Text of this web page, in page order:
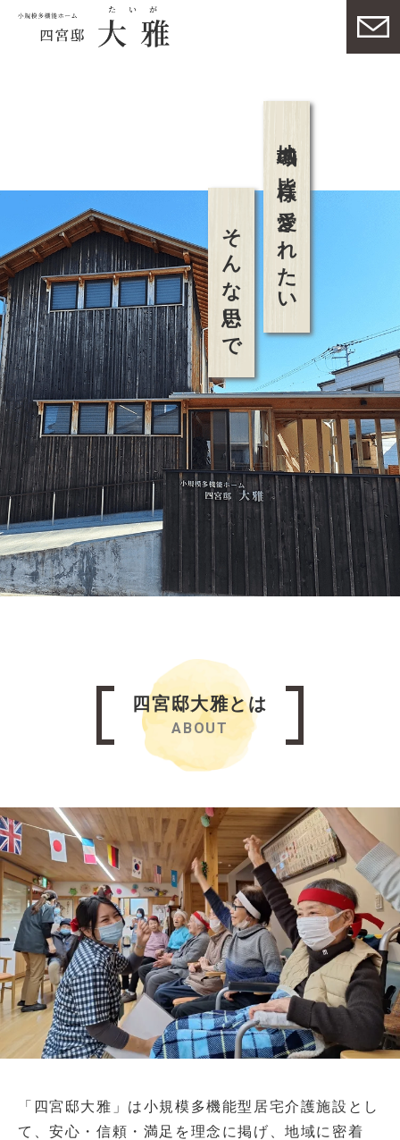
地域の皆様に愛されたい
そんな思いで
四宮邸大雅とは
ABOUT
「四宮邸大雅」は小規模多機能型居宅介護施設とし
て、安心・信頼・満足を理念に掲げ、地域に密着